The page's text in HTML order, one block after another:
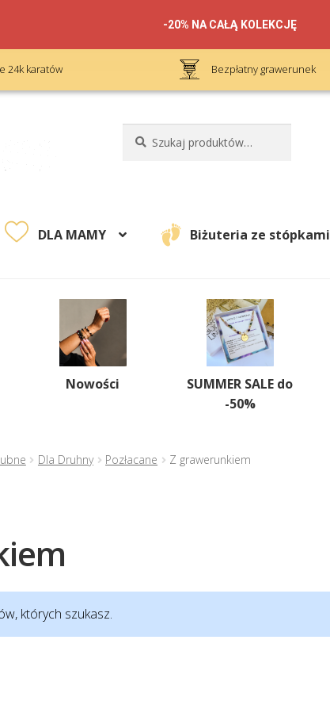
-20% NA CAŁĄ KOLEKCJĘ
24k karatów Bezpłatny grawerunek
DLA MAMY Biżuteria ze stópkami
Nowości
SUMMER SALE do
-50%
Dla Druhny Pozłacane Z grawerunkiem
których szukasz.